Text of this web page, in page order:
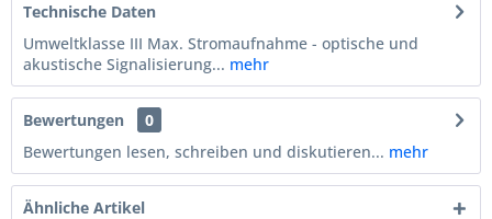
Technische Daten
Umweltklasse III Max. Stromaufnahme - optische und
akustische Signalisierung... mehr
Bewertungen
0
Bewertungen lesen, schreiben und diskutieren... mehr
Ähnliche Artikel